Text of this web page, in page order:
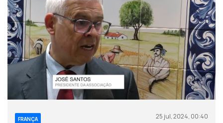
FRANÇA 25 jul, 2024, 00:40